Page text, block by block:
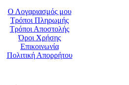
Ο Λογαριασμός μου
Τρόποι Πληρωμής
Τρόποι Αποστολής
Όροι Χρήσης
Επικοινωνία
Πολιτική Απορρήτου